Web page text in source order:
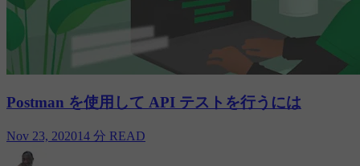
Postman を使用して API テストを行うには
Nov 23, 202014 分 READ